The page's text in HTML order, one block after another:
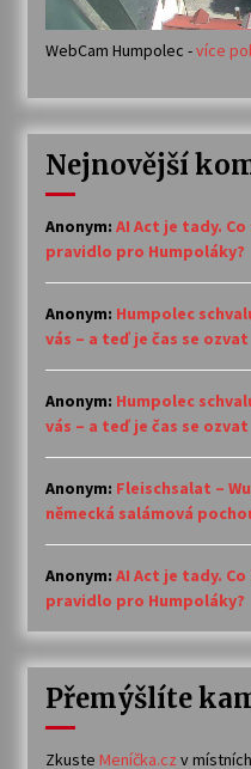
WebCam Humpolec -více
Nejnovější
Anonym: AI Act je tady.
pravidlo pro Humpoláky?
Anonym: Humpolec
vás – a teď je čas se ozvat
Anonym: Humpolec
vás – a teď je čas se ozvat
Anonym: Fleischsalat –
německá salámová
Anonym: AI Act je tady.
pravidlo pro Humpoláky?
Přemýšlíte
Zkuste Meníčka.cz v